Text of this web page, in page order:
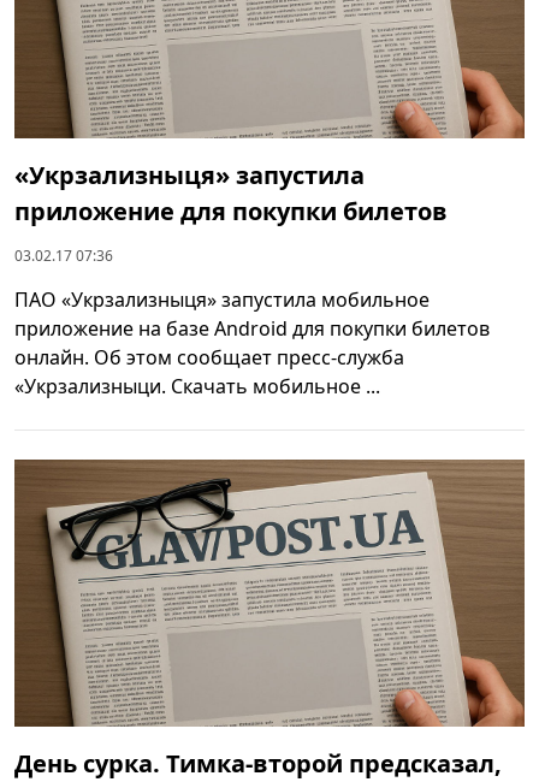
«Укрзализныця» запустила
приложение для покупки билетов
03.02.17 07:36
ПАО «Укрзализныця» запустила мобильное
приложение на базе Аndroid для покупки билетов
онлайн. Об этом сообщает пресс-служба
«Укрзализныци. Скачать мобильное ...
День сурка. Тимка-второй предсказал,